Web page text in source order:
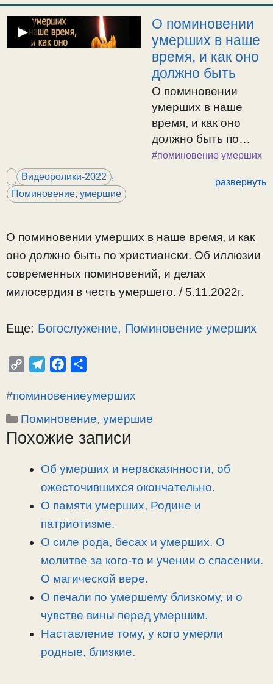
Канон. Со душами
праведников.
Ектения Сугубая,
заупокойная. Отпуст
и Вечная память.
▶
О поминовении
умерших в наше
время, и как оно
должно быть
О поминовении
умерших в наше
время, и как оно
должно быть по
христиански. Об
современных
честь умершего. /
5.11.2022г.
#поминовение умерших
Видеоролики-2022 ,
Поминовение, умершие
развернуть
О поминовении умерших в наше время, и как
оно должно быть по христиански. Об иллюзии
современных поминовений, и делах
милосердия в честь умершего. / 5.11.2022г.
Еще: Богослужение, Поминовение умерших
p
i
l
r
m
c
o
k
п
в
т
ь
#поминовениеумерших
Рубрики
Поминовение, умершие
Похожие записи
Об умерших и нераскаянности, об
ожесточившихся окончательно.
О памяти умерших, Родине и
патриотизме.
О силе рода, бесах и умерших. О
молитве за кого-то и учении о спасении.
О магической вере.
О печали по умершему близкому, и о
чувстве вины перед умершим.
Наставление тому, у кого умерли
родные, близкие.